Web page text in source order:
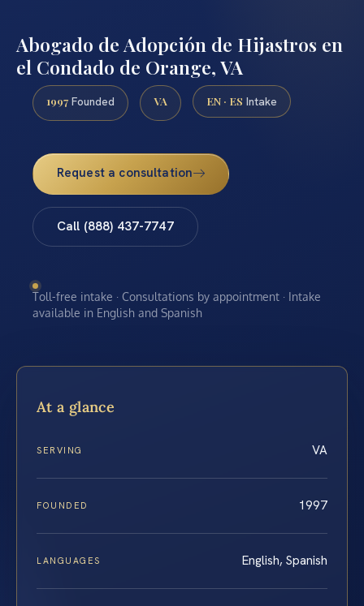
Abogado de Adopción de Hijastros en
el Condado de Orange, VA
1997 Founded VA EN · ES Intake
Request a consultation
Call (888) 437-7747
Toll-free intake · Consultations by appointment · Intake
available in English and Spanish
At a glance
SERVING VA
FOUNDED 1997
LANGUAGES English, Spanish